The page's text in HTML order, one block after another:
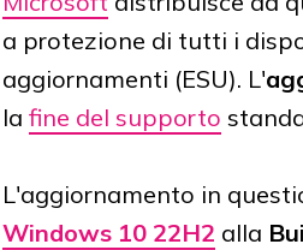
a protezione di tutti i
aggiornamenti (ESU). L'
la fine del supporto
L'aggiornamento in
Windows 10 22H2 alla